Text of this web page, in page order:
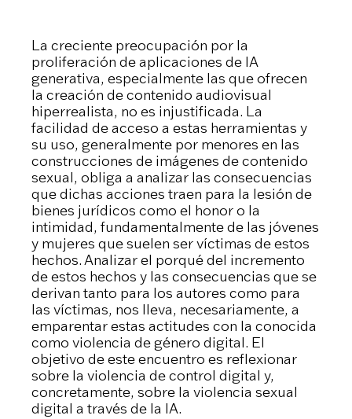
La creciente preocupación por la
proliferación de aplicaciones de IA
generativa, especialmente las que ofrecen
la creación de contenido audiovisual
hiperrealista, no es injustificada. La
facilidad de acceso a estas herramientas y
su uso, generalmente por menores en las
construcciones de imágenes de contenido
sexual, obliga a analizar las consecuencias
que dichas acciones traen para la lesión de
bienes jurídicos como el honor o la
intimidad, fundamentalmente de las jóvenes
y mujeres que suelen ser víctimas de estos
hechos. Analizar el porqué del incremento
de estos hechos y las consecuencias que se
derivan tanto para los autores como para
las víctimas, nos lleva, necesariamente, a
emparentar estas actitudes con la conocida
como violencia de género digital. El
objetivo de este encuentro es reflexionar
sobre la violencia de control digital y,
concretamente, sobre la violencia sexual
digital a través de la IA.